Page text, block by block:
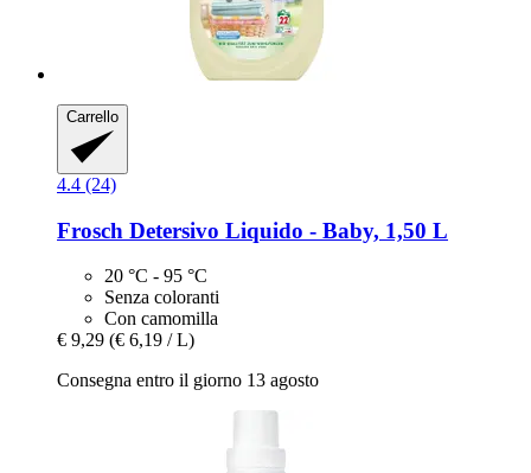
Carrello
4.4 (24)
Frosch Detersivo Liquido -​ Baby, 1,50 L
20 °C - 95 °C
Senza coloranti
Con camomilla
€ 9,29 (€ 6,19 / L)
Consegna entro il giorno 13 agosto